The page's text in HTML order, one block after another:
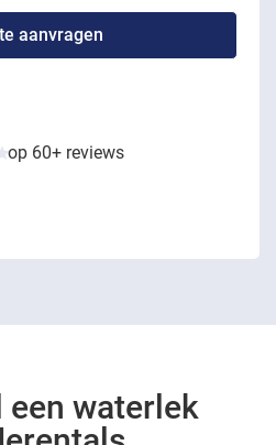
op 60+ reviews
een waterlek